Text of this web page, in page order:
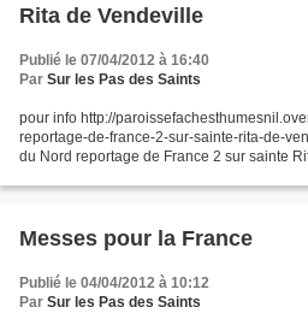
Rita de Vendeville
Publié le 07/04/2012 à 16:40
Par Sur les Pas des Saints
pour info http://
reportage-de-france-2-sur-sainte-rita-de-
du Nord reportage de France 2 sur sainte
reportage-de-france-2-sur-sainte-rita-de-
Messes pour la France
Publié le 04/04/2012 à 10:12
Par Sur les Pas des Saints